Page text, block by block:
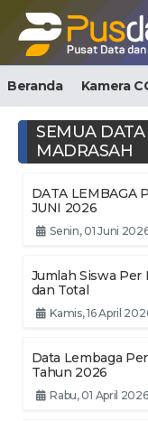
Beranda Kamera
SEMUA
MADRASAH
DATA LEMBAGA
JUNI 2026
Senin, 01 Juni
Jumlah Siswa Per
dan Total
Kamis, 16 April
Data Lembaga
Tahun 2026
Rabu, 01 April 2026